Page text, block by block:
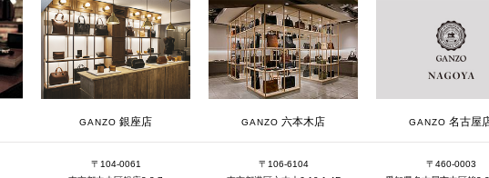
GANZO 銀座店
〒104-0061
GANZO 六本木店
〒106-6104
GANZO 名古屋
〒460-0003